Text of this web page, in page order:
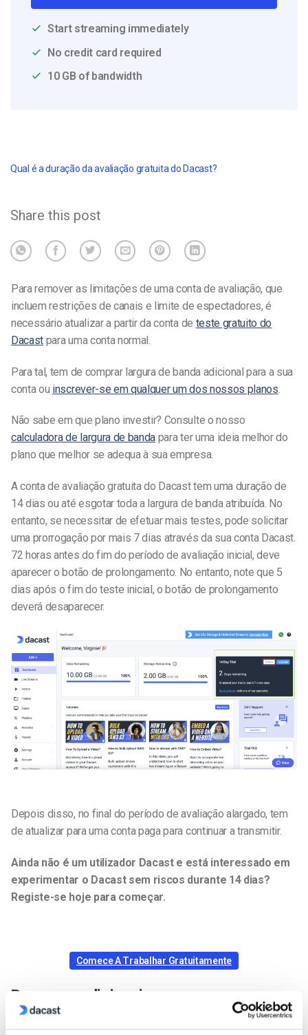
Start streaming immediately
No credit card required
10 GB of bandwidth
Qual é a duração da avaliação gratuita do Dacast?
Share this post
Para remover as limitações de uma conta de avaliação, que
incluem restrições de canais e limite de espectadores, é
necessário atualizar a partir da conta de teste gratuito do
Dacast para uma conta normal.
Para tal, tem de comprar largura de banda adicional para a sua
conta ou inscrever-se em qualquer um dos nossos planos
Não sabe em que plano investir? Consulte o nosso
calculadora de largura de banda para ter uma ideia melhor do
plano que melhor se adequa à sua empresa.
A conta de avaliação gratuita do Dacast tem uma duração de
14 dias ou até esgotar toda a largura de banda atribuída. No
entanto, se necessitar de efetuar mais testes, pode solicitar
uma prorrogação por mais 7 dias através da sua conta Dacast.
72 horas antes do fim do período de avaliação inicial, deve
aparecer o botão de prolongamento. No entanto, note que 5
dias após o fim do teste inicial, o botão de prolongamento
deverá desaparecer.
Depois disso, no final do período de avaliação alargado, tem
de atualizar para uma conta paga para continuar a transmitir.
Ainda não é um utilizador Dacast e está interessado em
experimentar o Dacast sem riscos durante 14 dias?
Registe-se hoje para começar.
Comece A Trabalhar Gratuitamente
Recursos adicionais